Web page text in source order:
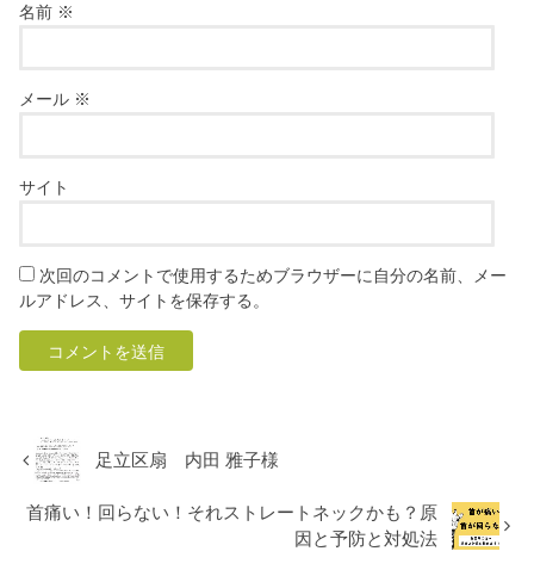
名前 ※
メール ※
サイト
次回のコメントで使用するためブラウザーに自分の名前、メー
ルアドレス、サイトを保存する。
足立区扇 内田 雅子様
首痛い！回らない！それストレートネックかも？原
因と予防と対処法